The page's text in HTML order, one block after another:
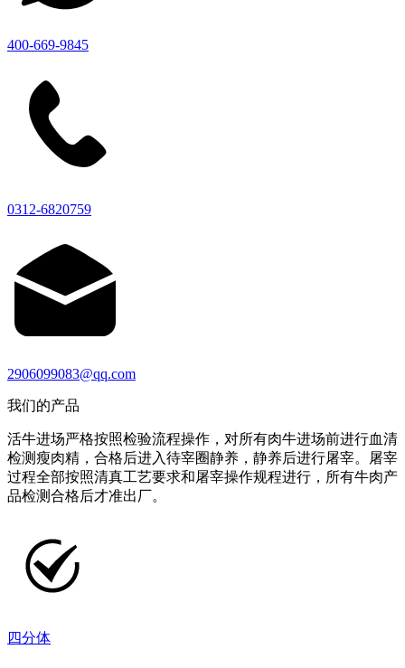
400-669-9845
0312-6820759
2906099083@qq.com
我们的产品
活牛进场严格按照检验流程操作，对所有肉牛进场前进行血清
检测瘦肉精，合格后进入待宰圈静养，静养后进行屠宰。屠宰
过程全部按照清真工艺要求和屠宰操作规程进行，所有牛肉产
品检测合格后才准出厂。
四分体